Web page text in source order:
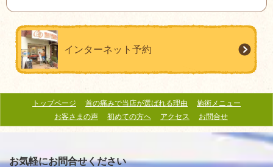
インターネット予約
トップページ 首の痛みで当店が選ばれる理由
施術メニュー
お客さまの声
初めての方へ アクセス お問合せ
お気軽にお問合せください